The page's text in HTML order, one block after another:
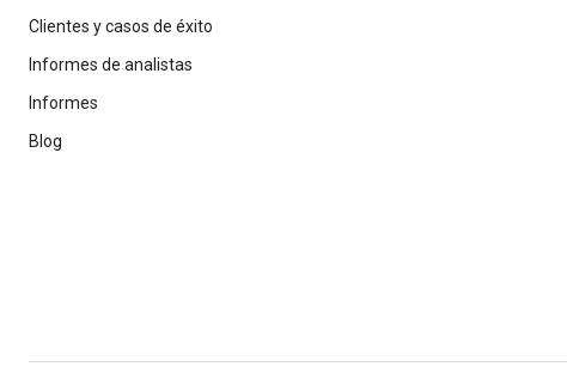
Clientes y casos de éxito
Informes de analistas
Informes
Blog